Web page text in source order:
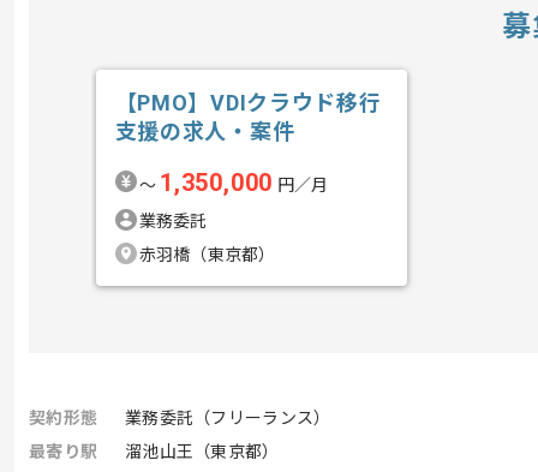
【PMO】VDIクラウド移行
支援の求人・案件
〜 1,350,000 円／月
業務委託
赤羽橋（東京都）
契約形態
業務委託（フリーランス）
最寄り駅
溜池山王（東京都）